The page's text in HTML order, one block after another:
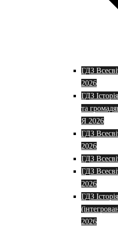
ГДЗ
2026
ГДЗ
та
Я 2026
ГДЗ
2026
ГДЗ
ГДЗ
2026
ГДЗ
2026